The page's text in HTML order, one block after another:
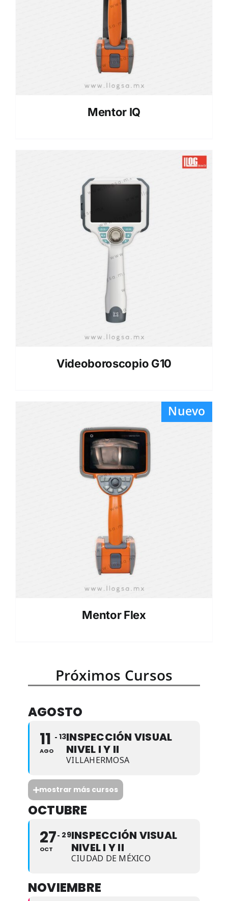
Mentor IQ
Videoboroscopio G10
Nuevo
Mentor Flex
Próximos Cursos
AGOSTO
11
AGO
13INSPECCIÓN VISUAL
NIVEL I Y II
VILLAHERMOSA
mostrar más cursos
OCTUBRE
27
OCT
29INSPECCIÓN VISUAL
NIVEL I Y II
CIUDAD DE MÉXICO
NOVIEMBRE